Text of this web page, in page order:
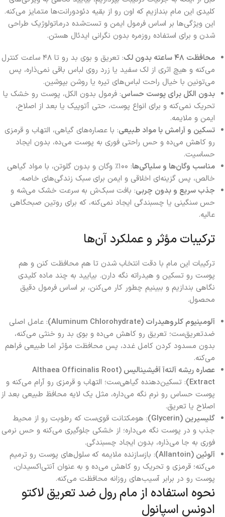
کلیدی این مام بندازیم که اون رو از بقیه دئودورانت‌ها متمایز می‌کنه.
این ویژگی‌ها بر اساس فرمول ایمن و تست‌شده درماتولوژیک طراحی
شدن و برای استفاده روزمره بدون نگرانی ایدئال هستن.
محافظت ۴۸ ساعته بدون لک
: تعریق و بوی بد رو تا ۴۸ ساعت کنترل
می‌کنه و هیچ اثری از لک سفید یا زرد روی لباس باقی نمی‌ذاره، پس
می‌تونین با خیال راحت لباس‌های تیره یا روشن بپوشین.
بدون الکل برای پوست حساس: فرمول بدون الکل، پوست رو خشک یا
تحریک نمی‌کنه و برای انواع پوست، حتی آتوپیک یا بعد از اصلاح،
ایمن و ملایمه.
تسکین و آرامش با مواد طبیعی: با عصاره‌های گیاهی، التهاب و قرمزی
رو کاهش می‌ده و حس راحتی فوری به پوست می‌ده، بدون ایجاد
حساسیت.
مناسب وگان‌ها و سلیاکی‌ها
: ۱۰۰٪ وگان و بدون گلوتن، با مواد گیاهی
خالص، پس گزینه‌ای اخلاقی و ایمن برای سبک زندگی‌های خاصه.
جذب سریع و بدون چربی: بافت سبک‌ش به سرعت خشک می‌شه و
حس سنگینی یا چسبندگی ایجاد نمی‌کنه، که برای روتین صبحگاهی
عالیه.
ترکیبات مؤثر و عملکرد آن‌ها
ترکیبات این مام با دقت انتخاب شدن تا هم محافظت کنن و هم
پوست رو تسکین و هیدراته نگه دارن. بیایید به چند ماده کلیدی
نگاهی بندازیم و ببینیم چطور کار می‌کنن، بر اساس فرمول دقیق
محصول.
آلومینیوم کلروهیدرات (Aluminum Chlorohydrate)
: عامل اصلی
ضدتعریق‌ست؛ تعریق رو کاهش می‌ده و بوی بد رو خنثی می‌کنه،
بدون مسدود کردن کامل غدد، پس محافظت مؤثر اما طبیعی فراهم
می‌کنه.
عصاره ریشه آلته‌آ آفیشینالیس (Althaea Officinalis Root
Extract) : تسکین‌دهنده گیاهی‌ست؛ التهاب و قرمزی رو آرام می‌کنه و
پوست حساس رو نرم نگه می‌داره، مثل یک لایه محافظ طبیعی بعد از
اصلاح یا تعریق.
گلیسیرین (Glycerin)
: هومکتانت قوی‌ست که رطوبت رو از محیط
جذب و در پوست نگه می‌داره؛ از خشکی جلوگیری می‌کنه و حس نرمی
فوری به جا می‌ذاره، بدون ایجاد چسبندگی.
آلوئین (Allantoin)
: بازسازنده ملایمه که سلول‌های پوست رو ترمیم
می‌کنه؛ قرمزی و تحریک رو کاهش می‌ده و به عنوان آنتی‌اکسیدان،
پوست رو در برابر آسیب‌های روزانه محافظت می‌کنه.
نحوه استفاده از مام رول ضد تعریق لاکتو
ادونس اسپانول